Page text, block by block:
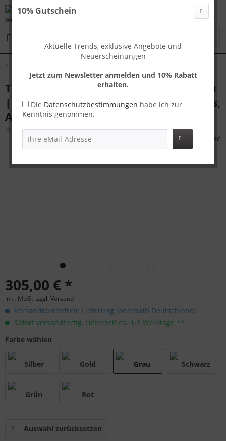
Travelhouse London Kofferset S+M Grau
| Polycarbonat-Hartschale | TSA-Schloss,
Aluminiumrahmen
305,00 € *
inkl. MwSt. zzgl. Versand
Versandkostenfreie Lieferung innerhalb Deutschland!
Sofort versandfertig, Lieferzeit ca. 1-3 Werktage **
Farbe wählen
Auswahl zurücksetzen
10% Gutschein
Aktuelle Trends, exklusive Angebote und
Neuerscheinungen
Jetzt zum Newsletter anmelden und 10% Rabatt
erhalten.
Die Datenschutzbestimmungen habe ich zur
Kenntnis genommen.